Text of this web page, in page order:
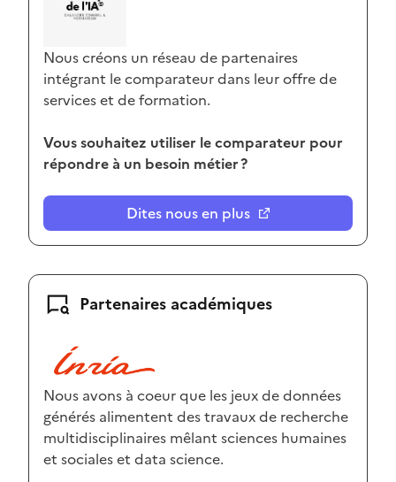
Nous créons un réseau de partenaires
intégrant le comparateur dans leur offre de
services et de formation.
Vous souhaitez utiliser le comparateur pour
répondre à un besoin métier ?
Dites nous en plus
Partenaires académiques
Nous avons à coeur que les jeux de données
générés alimentent des travaux de recherche
multidisciplinaires mêlant sciences humaines
et sociales et data science.